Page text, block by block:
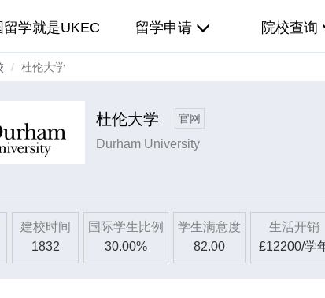
留学就是UKEC 留学申请 院校查询
杜伦大学
杜伦大学 官网
Durham University
建校时间
1832
国际学生比例
30.00%
学生满意度
82.00
生活开销
£12200/学